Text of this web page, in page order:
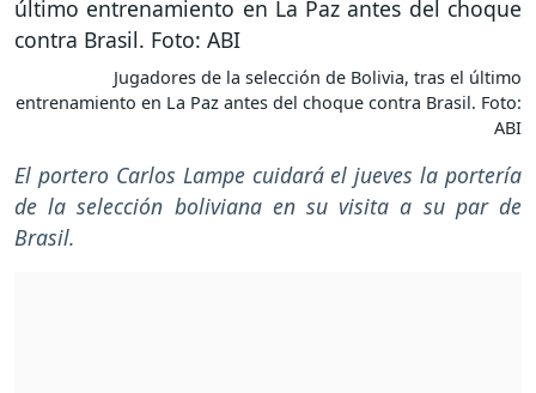
Jugadores de la selección de Bolivia, tras el último
entrenamiento en La Paz antes del choque contra Brasil. Foto:
ABI
El portero Carlos Lampe cuidará el jueves la portería
de la selección boliviana en su visita a su par de
Brasil.